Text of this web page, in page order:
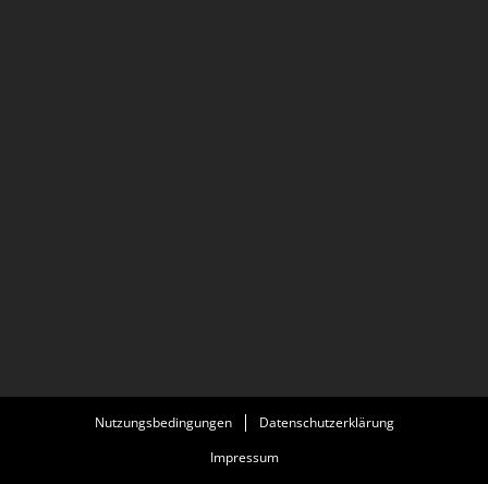
Nutzungsbedingungen
Datenschutzerklärung
Impressum